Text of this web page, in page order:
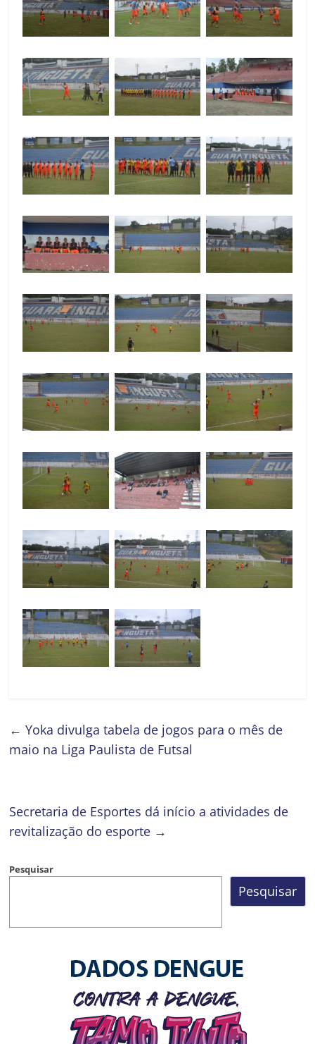
← Yoka divulga tabela de jogos para o mês de
maio na Liga Paulista de Futsal
Secretaria de Esportes dá início a atividades de
revitalização do esporte →
Pesquisar
Pesquisar